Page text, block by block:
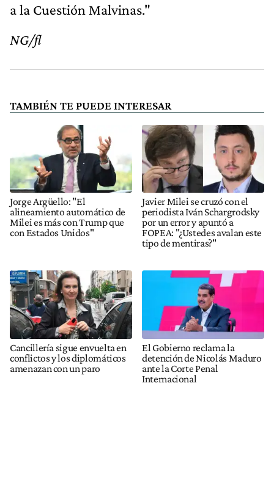
a la Cuestión Malvinas."
NG/fl
TAMBIÉN TE PUEDE INTERESAR
Jorge Argüello: "El
alineamiento automático de
Milei es más con Trump que
con Estados Unidos"
Javier Milei se cruzó con el
periodista Iván Schargrodsky
por un error y apuntó a
FOPEA: "¿Ustedes avalan este
tipo de mentiras?"
Cancillería sigue envuelta en
conflictos y los diplomáticos
amenazan con un paro
El Gobierno reclama la
detención de Nicolás Maduro
ante la Corte Penal
Internacional